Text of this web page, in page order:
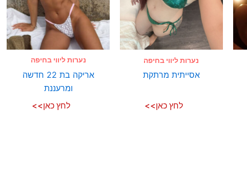
נערות ליווי בחיפה
אסייתית מרתקת
לחץ כאן>>
נערות ליווי בחיפה
אריקה בת 22 חדשה
ומרעננת
לחץ כאן>>